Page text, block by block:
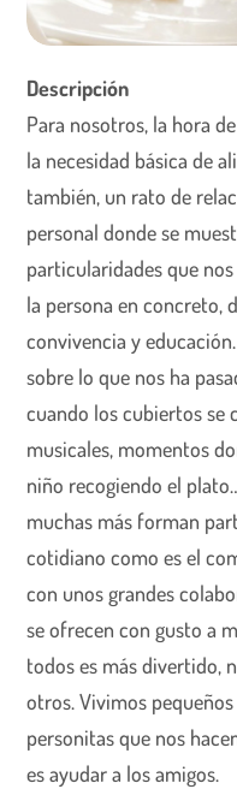
Descripción
Para nosotros, la hora
la necesidad básica de
también, un rato de
personal donde se
particularidades que
la persona en concreto,
convivencia y
sobre lo que nos ha
cuando los cubiertos
musicales, momentos
niño recogiendo el
muchas más forman
cotidiano como es el
con unos grandes
se ofrecen con gusto a
todos es más divertido,
otros. Vivimos
personitas que nos
es ayudar a los amigos.